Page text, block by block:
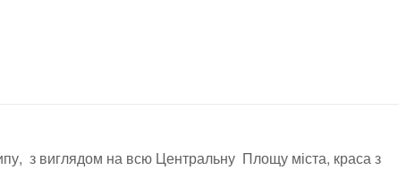
з виглядом на всю Центральну Площу міста, краса з